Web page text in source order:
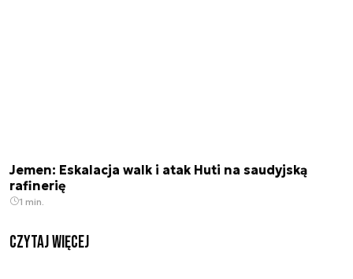
Jemen: Eskalacja walk i atak Huti na saudyjską
rafinerię
1 min.
czytaj więcej